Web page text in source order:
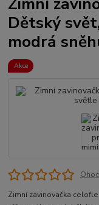
Dětský
modrá
Akce
Zimní zavinovačka